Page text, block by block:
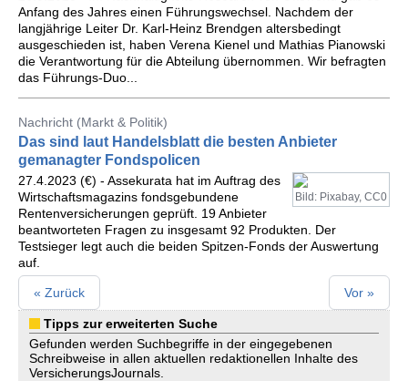
Anfang des Jahres einen Führungswechsel. Nachdem der
langjährige Leiter Dr. Karl-Heinz Brendgen altersbedingt
ausgeschieden ist, haben Verena Kienel und Mathias Pianowski
die Verantwortung für die Abteilung übernommen. Wir befragten
das Führungs-Duo...
Nachricht (Markt & Politik)
Das sind laut Handelsblatt die besten Anbieter
gemanagter Fondspolicen
Bild: Pixabay, CC0
27.4.2023 (€) - Assekurata hat im Auftrag des
Wirtschaftsmagazins fondsgebundene
Rentenversicherungen geprüft. 19 Anbieter
beantworteten Fragen zu insgesamt 92 Produkten. Der
Testsieger legt auch die beiden Spitzen-Fonds der Auswertung
auf.
« Zurück Vor »
Tipps zur erweiterten Suche
Gefunden werden Suchbegriffe in der eingegebenen
Schreibweise in allen aktuellen redaktionellen Inhalte des
VersicherungsJournals.